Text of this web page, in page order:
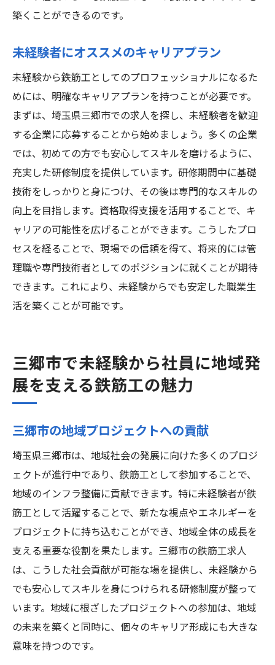
築くことができるのです。
未経験者にオススメのキャリアプラン
未経験から鉄筋工としてのプロフェッショナルになるた
めには、明確なキャリアプランを持つことが必要です。
まずは、埼玉県三郷市での求人を探し、未経験者を歓迎
する企業に応募することから始めましょう。多くの企業
では、初めての方でも安心してスキルを磨けるように、
充実した研修制度を提供しています。研修期間中に基礎
技術をしっかりと身につけ、その後は専門的なスキルの
向上を目指します。資格取得支援を活用することで、キ
ャリアの可能性を広げることができます。こうしたプロ
セスを経ることで、現場での信頼を得て、将来的には管
理職や専門技術者としてのポジションに就くことが期待
できます。これにより、未経験からでも安定した職業生
活を築くことが可能です。
三郷市で未経験から社員に地域発
展を支える鉄筋工の魅力
三郷市の地域プロジェクトへの貢献
埼玉県三郷市は、地域社会の発展に向けた多くのプロジ
ェクトが進行中であり、鉄筋工として参加することで、
地域のインフラ整備に貢献できます。特に未経験者が鉄
筋工として活躍することで、新たな視点やエネルギーを
プロジェクトに持ち込むことができ、地域全体の成長を
支える重要な役割を果たします。三郷市の鉄筋工求人
は、こうした社会貢献が可能な場を提供し、未経験から
でも安心してスキルを身につけられる研修制度が整って
います。地域に根ざしたプロジェクトへの参加は、地域
の未来を築くと同時に、個々のキャリア形成にも大きな
意味を持つのです。